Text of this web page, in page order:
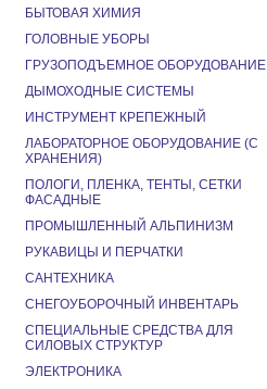
БЫТОВАЯ ХИМИЯ
ГОЛОВНЫЕ УБОРЫ
ГРУЗОПОДЪЕМНОЕ ОБОРУДОВАНИЕ
ДЫМОХОДНЫЕ СИСТЕМЫ
ИНСТРУМЕНТ КРЕПЕЖНЫЙ
ЛАБОРАТОРНОЕ ОБОРУДОВАНИЕ (С
ХРАНЕНИЯ)
ПОЛОГИ, ПЛЕНКА, ТЕНТЫ, СЕТКИ
ФАСАДНЫЕ
ПРОМЫШЛЕННЫЙ АЛЬПИНИЗМ
РУКАВИЦЫ И ПЕРЧАТКИ
САНТЕХНИКА
СНЕГОУБОРОЧНЫЙ ИНВЕНТАРЬ
СПЕЦИАЛЬНЫЕ СРЕДСТВА ДЛЯ
СИЛОВЫХ СТРУКТУР
ЭЛЕКТРОНИКА